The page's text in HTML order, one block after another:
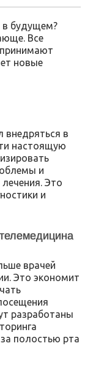
будущем?
Все
новые
внедряться в
настоящую
и
Это
и
врачей
Это экономит
разработаны
полостью рта